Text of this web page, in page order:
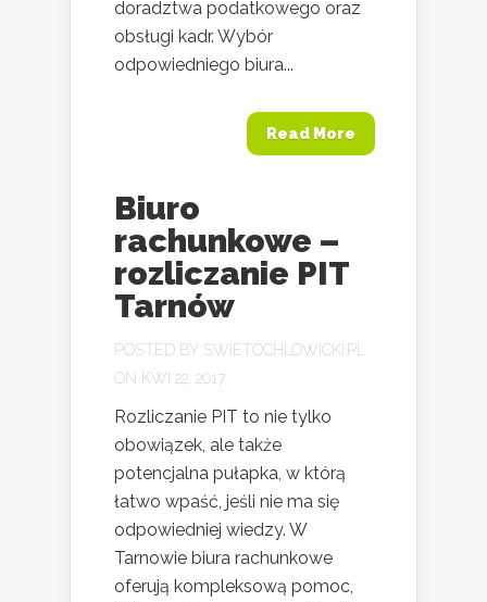
doradztwa podatkowego oraz
obsługi kadr. Wybór
odpowiedniego biura...
Read More
Biuro
rachunkowe –
rozliczanie PIT
Tarnów
POSTED BY SWIETOCHLOWICKI.PL
ON KWI 22, 2017
Rozliczanie PIT to nie tylko
obowiązek, ale także
potencjalna pułapka, w którą
łatwo wpaść, jeśli nie ma się
odpowiedniej wiedzy. W
Tarnowie biura rachunkowe
oferują kompleksową pomoc,